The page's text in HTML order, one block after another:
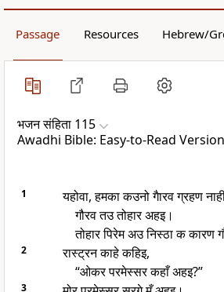
Passage Resources Hebrew/
भजन संहिता 115
Awadhi Bible: Easy-to-Read Version
1
यहोवा, हमका कउनो गैारव ग्रहण
गौरव तउ तोहार अहइ।
तोहार पिरेम अउ निस्ठा क कारण
2
रास्ट्रन काहे कहिइ,
“ओकर परमेस्सर कहाँ अहइ?”
3